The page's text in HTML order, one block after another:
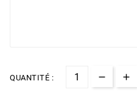
QUANTITÉ :